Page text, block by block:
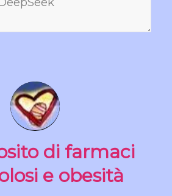
di farmaci
e obesità